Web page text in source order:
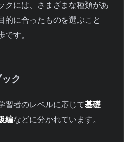
クには、さまざまな種類があ
的に合ったものを選ぶこと
です。
ク
習者のレベルに応じて基礎
編などに分かれています。